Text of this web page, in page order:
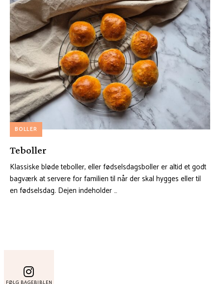
BOLLER
Teboller
Klassiske bløde teboller, eller fødselsdagsboller er altid et godt
bagværk at servere for familien til når der skal hygges eller til
en fødselsdag. Dejen indeholder …